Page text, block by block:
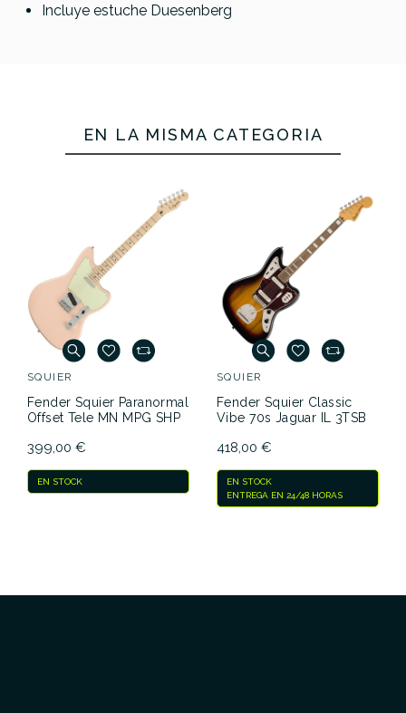
Incluye estuche Duesenberg
EN LA MISMA CATEGORÍA
SQUIER
Fender Squier Paranormal
Offset Tele MN MPG SHP
399,00 €
EN STOCK
SQUIER
Fender Squier Classic
Vibe 70s Jaguar IL 3TSB
418,00 €
EN STOCK
ENTREGA EN 24/48 HORAS